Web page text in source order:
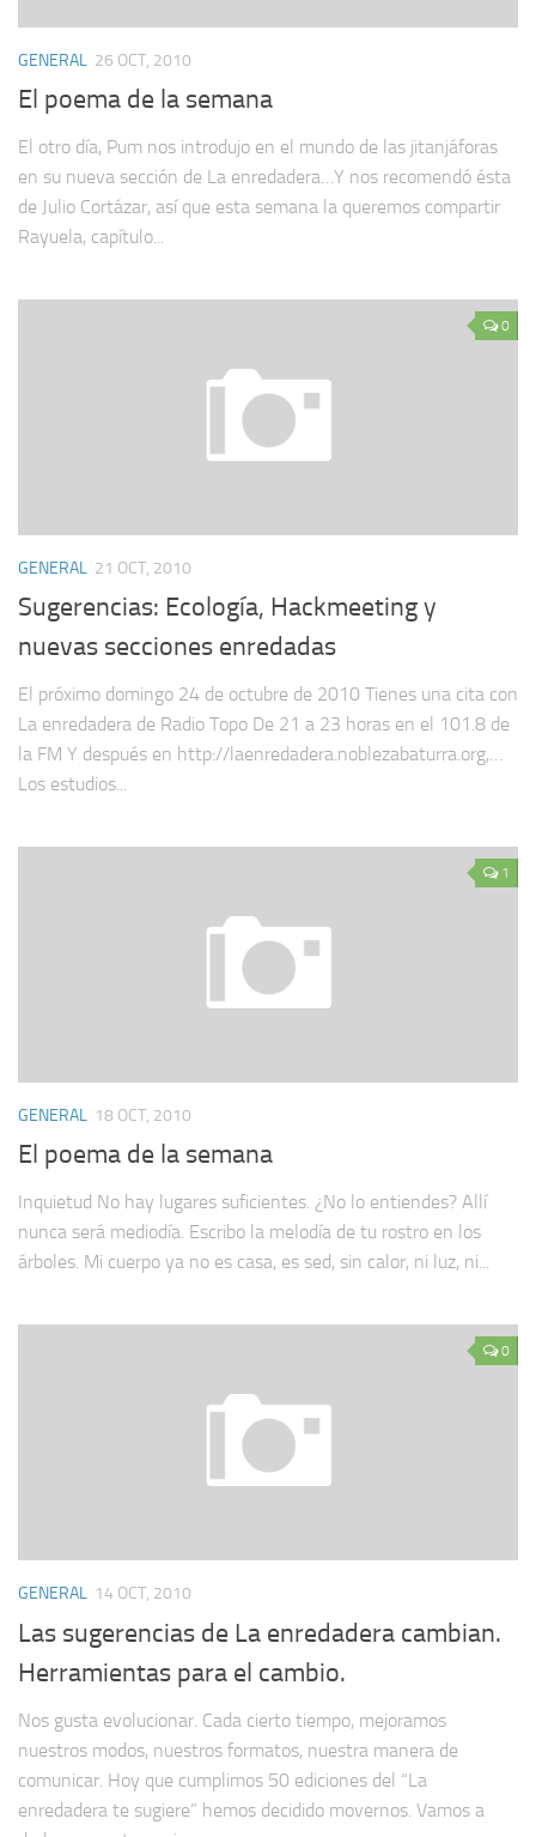
GENERAL 26 OCT, 2010
El poema de la semana
El otro día, Pum nos introdujo en el mundo de las jitanjáforas
en su nueva sección de La enredadera…Y nos recomendó ésta
de Julio Cortázar, así que esta semana la queremos compartir
Rayuela, capítulo...
0
GENERAL 21 OCT, 2010
Sugerencias: Ecología, Hackmeeting y
nuevas secciones enredadas
El próximo domingo 24 de octubre de 2010 Tienes una cita con
La enredadera de Radio Topo De 21 a 23 horas en el 101.8 de
la FM Y después en http://laenredadera.noblezabaturra.org,…
Los estudios...
1
GENERAL 18 OCT, 2010
El poema de la semana
Inquietud No hay lugares suficientes. ¿No lo entiendes? Allí
nunca será mediodía. Escribo la melodía de tu rostro en los
árboles. Mi cuerpo ya no es casa, es sed, sin calor, ni luz, ni...
0
GENERAL 14 OCT, 2010
Las sugerencias de La enredadera cambian.
Herramientas para el cambio.
Nos gusta evolucionar. Cada cierto tiempo, mejoramos
nuestros modos, nuestros formatos, nuestra manera de
comunicar. Hoy que cumplimos 50 ediciones del “La
enredadera te sugiere” hemos decidido movernos. Vamos a